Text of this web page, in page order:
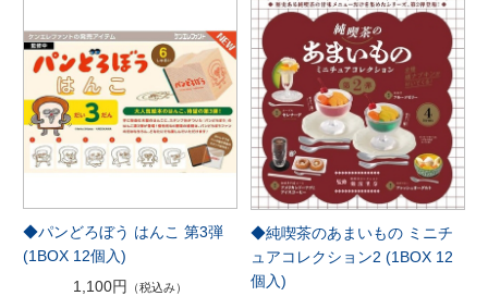
◆パンどろぼう はんこ 第3弾
(1BOX 12個入)
1,100円
（税込み）
◆純喫茶のあまいもの ミニチ
ュアコレクション2 (1BOX 12
個入)